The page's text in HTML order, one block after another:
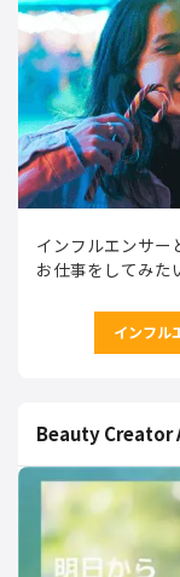
インフルエンサー
お仕事をしてみた
インフル
Beauty Creator